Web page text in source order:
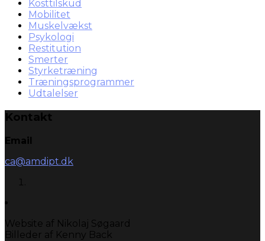
Kosttilskud
Mobilitet
Muskelvækst
Psykologi
Restitution
Smerter
Styrketræning
Træningsprogrammer
Udtalelser
Kontakt
Email
ca@amdipt.dk
Website af Nikolaj Søgaard
Billeder af Kenny Back